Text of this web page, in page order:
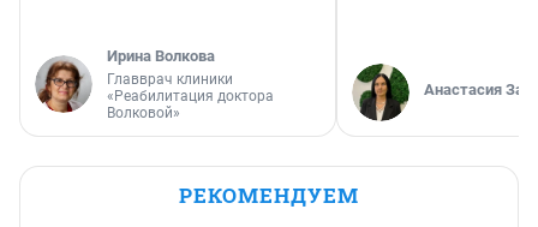
Ирина Волкова
Главврач клиники
«Реабилитация доктора
Волковой»
Анастасия
РЕКОМЕНДУЕМ